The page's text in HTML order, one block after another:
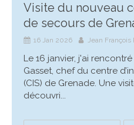
Visite du nouveau
de secours de
16 Jan 2026 Jean François
Le 16 janvier, j'ai
Gasset, chef du centre
(CIS) de Grenade. Une
découvri...